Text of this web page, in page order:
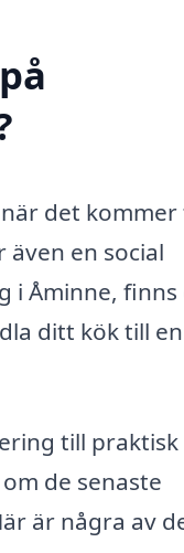
det kommer
en social
i Åminne, finns
ditt kök till en
till praktisk
de senaste
är några av